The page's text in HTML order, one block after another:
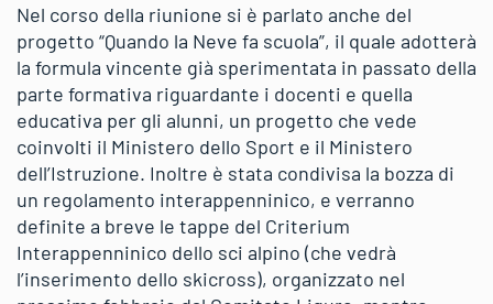
Nel corso della riunione si è parlato anche del
progetto “Quando la Neve fa scuola”, il quale adotterà
la formula vincente già sperimentata in passato della
parte formativa riguardante i docenti e quella
educativa per gli alunni, un progetto che vede
coinvolti il Ministero dello Sport e il Ministero
dell’Istruzione. Inoltre è stata condivisa la bozza di
un regolamento interappenninico, e verranno
definite a breve le tappe del Criterium
Interappenninico dello sci alpino (che vedrà
l’inserimento dello skicross), organizzato nel